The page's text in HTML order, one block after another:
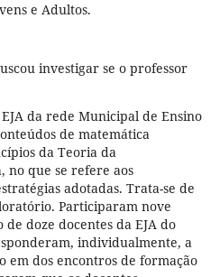
e Adultos.
investigar se o professor
da rede Municipal de Ensino
de matemática
da Teoria da
no que se refere aos
adotadas. Trata-se de
Participaram nove
doze docentes da EJA do
individualmente, a
em dos encontros de formação